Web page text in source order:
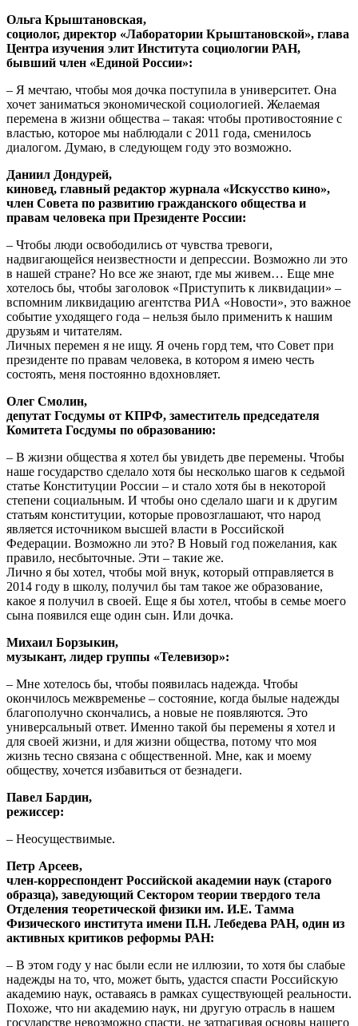
Ольга Крыштановская,
социолог, директор «Лаборатории Крыштановской», глава
Центра изучения элит Института социологии РАН,
бывший член «Единой России»:
– Я мечтаю, чтобы моя дочка поступила в университет. Она
хочет заниматься экономической социологией. Желаемая
перемена в жизни общества – такая: чтобы противостояние с
властью, которое мы наблюдали с 2011 года, сменилось
диалогом. Думаю, в следующем году это возможно.
Даниил Дондурей,
киновед, главный редактор журнала «Искусство кино»,
член Совета по развитию гражданского общества и
правам человека при Президенте России:
– Чтобы люди освободились от чувства тревоги,
надвигающейся неизвестности и депрессии. Возможно ли это
в нашей стране? Но все же знают, где мы живем… Еще мне
хотелось бы, чтобы заголовок «Приступить к ликвидации» –
вспомним ликвидацию агентства РИА «Новости», это важное
событие уходящего года – нельзя было применить к нашим
друзьям и читателям.
Личных перемен я не ищу. Я очень горд тем, что Совет при
президенте по правам человека, в котором я имею честь
состоять, меня постоянно вдохновляет.
Олег Смолин,
депутат Госдумы от КПРФ, заместитель председателя
Комитета Госдумы по образованию:
– В жизни общества я хотел бы увидеть две перемены. Чтобы
наше государство сделало хотя бы несколько шагов к седьмой
статье Конституции России – и стало хотя бы в некоторой
степени социальным. И чтобы оно сделало шаги и к другим
статьям конституции, которые провозглашают, что народ
является источником высшей власти в Российской
Федерации. Возможно ли это? В Новый год пожелания, как
правило, несбыточные. Эти – такие же.
Лично я бы хотел, чтобы мой внук, который отправляется в
2014 году в школу, получил бы там такое же образование,
какое я получил в своей. Еще я бы хотел, чтобы в семье моего
сына появился еще один сын. Или дочка.
Михаил Борзыкин,
музыкант, лидер группы «Телевизор»:
– Мне хотелось бы, чтобы появилась надежда. Чтобы
окончилось межвременье – состояние, когда былые надежды
благополучно скончались, а новые не появляются. Это
универсальный ответ. Именно такой бы перемены я хотел и
для своей жизни, и для жизни общества, потому что моя
жизнь тесно связана с общественной. Мне, как и моему
обществу, хочется избавиться от безнадеги.
Павел Бардин,
режиссер:
– Неосуществимые.
Петр Арсеев,
член-корреспондент Российской академии наук (старого
образца), заведующий Сектором теории твердого тела
Отделения теоретической физики им. И.Е. Тамма
Физического института имени П.Н. Лебедева РАН, один из
активных критиков реформы РАН:
– В этом году у нас были если не иллюзии, то хотя бы слабые
надежды на то, что, может быть, удастся спасти Российскую
академию наук, оставаясь в рамках существующей реальности.
Похоже, что ни академию наук, ни другую отрасль в нашем
государстве невозможно спасти, не затрагивая основы нашего